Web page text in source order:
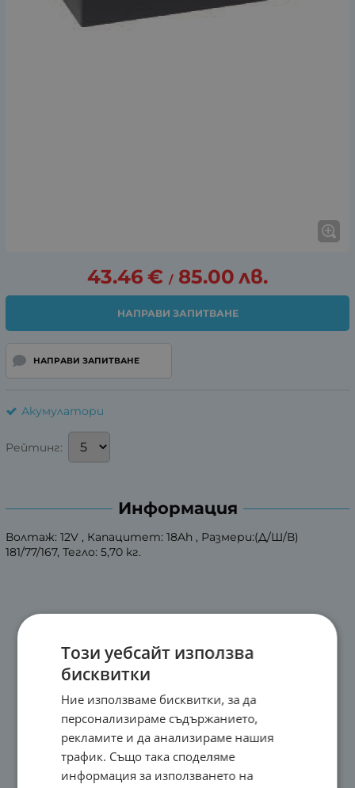
43.46 € / 85.00 лв.
НАПРАВИ ЗАПИТВАНЕ
НАПРАВИ ЗАПИТВАНЕ
Акумулатори
Рейтинг:
Информация
Волтаж: 12V , Капацитет: 18Ah , Размери:(Д/Ш/В)
181/77/167, Тегло: 5,70 кг.
Този уебсайт използва
бисквитки
Ние използваме бисквитки, за да
персонализираме съдържанието,
рекламите и да анализираме нашия
трафик. Също така споделяме
информация за използването на